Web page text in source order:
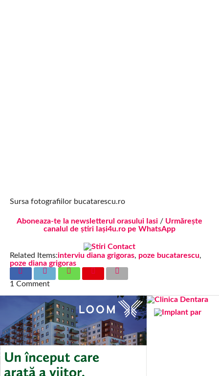
Sursa fotografiilor bucatarescu.ro
Aboneaza-te la newsletterul orasului Iasi/ Urmărește
canalul de știri Iași4u.ro pe WhatsApp
Related Items:interviu diana grigoras, poze bucatarescu,
poze diana grigoras
1 Comment